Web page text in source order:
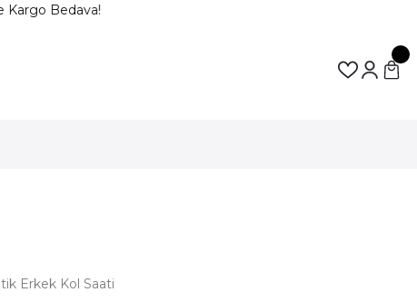
Bedava!
Erkek Kol Saati